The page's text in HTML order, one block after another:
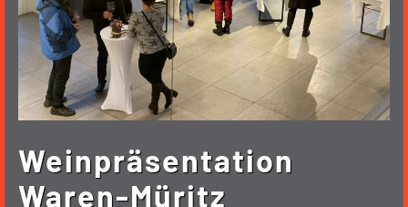
Weinpräsentation
Waren-Müritz